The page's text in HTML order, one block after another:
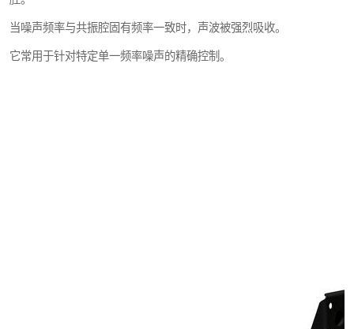
当噪声频率与共振腔固有频率一致时，声波被强烈吸收。
它常用于针对特定单一频率噪声的精确控制。